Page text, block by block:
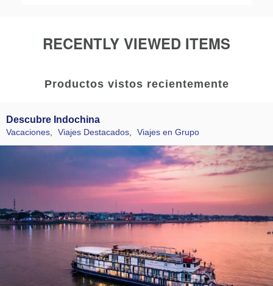
RECENTLY VIEWED ITEMS
Productos vistos recientemente
Descubre Indochina
Vacaciones Viajes Destacados Viajes en Grupo